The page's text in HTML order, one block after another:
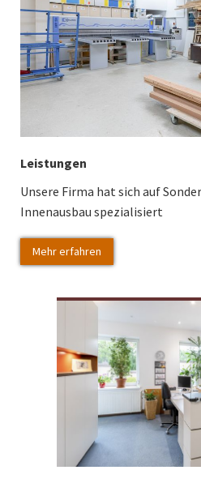
Leistungen
Unsere Firma hat sich auf
Innenausbau spezialisiert
Mehr erfahren